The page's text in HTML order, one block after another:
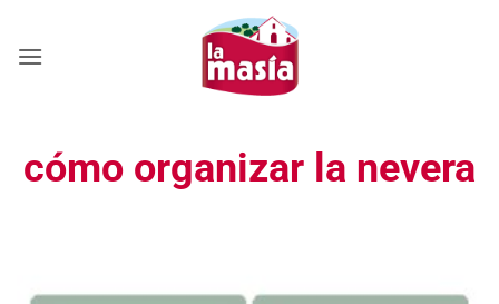
contenido
cómo organizar la nevera